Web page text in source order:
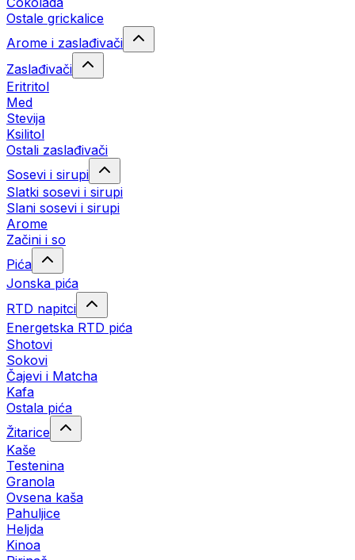
Ostale grickalice
Arome i zaslađivači
Zaslađivači
Eritritol
Med
Stevija
Ksilitol
Ostali zaslađivači
Sosevi i sirupi
Slatki sosevi i sirupi
Slani sosevi i sirupi
Arome
Začini i so
Pića
Jonska pića
RTD napitci
Energetska RTD pića
Shotovi
Sokovi
Čajevi i Matcha
Kafa
Ostala pića
Žitarice
Kaše
Testenina
Granola
Ovsena kaša
Pahuljice
Heljda
Kinoa